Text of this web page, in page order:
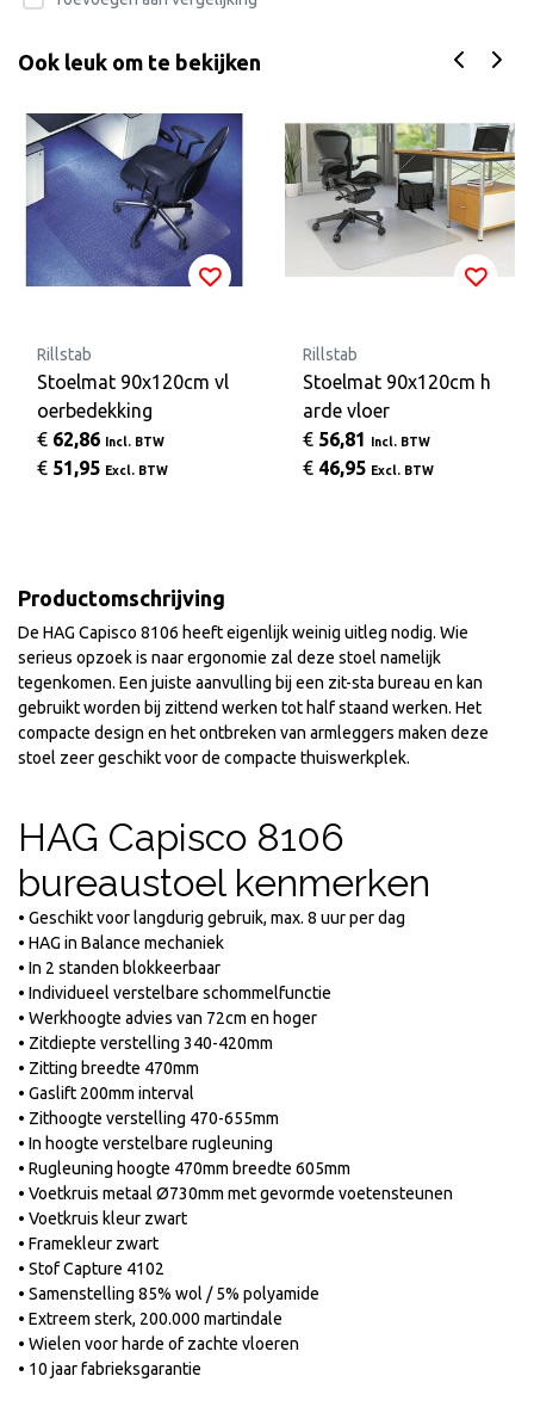
Ook leuk om te bekijken
Rillstab
Stoelmat 90x120cm vl
oerbedekking
€ 62,86 Incl. BTW
€ 51,95 Excl. BTW
Rillstab
Stoelmat 90x120cm h
arde vloer
€ 56,81 Incl. BTW
€ 46,95 Excl. BTW
Productomschrijving
De HAG Capisco 8106 heeft eigenlijk weinig uitleg nodig. Wie
serieus opzoek is naar ergonomie zal deze stoel namelijk
tegenkomen. Een juiste aanvulling bij een zit-sta bureau en kan
gebruikt worden bij zittend werken tot half staand werken. Het
compacte design en het ontbreken van armleggers maken deze
stoel zeer geschikt voor de compacte thuiswerkplek.
HAG Capisco 8106
bureaustoel kenmerken
• Geschikt voor langdurig gebruik, max. 8 uur per dag
• HAG in Balance mechaniek
• In 2 standen blokkeerbaar
• Individueel verstelbare schommelfunctie
• Werkhoogte advies van 72cm en hoger
• Zitdiepte verstelling 340-420mm
• Zitting breedte 470mm
• Gaslift 200mm interval
• Zithoogte verstelling 470-655mm
• In hoogte verstelbare rugleuning
• Rugleuning hoogte 470mm breedte 605mm
• Voetkruis metaal Ø730mm met gevormde voetensteunen
• Voetkruis kleur zwart
• Framekleur zwart
• Stof Capture 4102
• Samenstelling 85% wol / 5% polyamide
• Extreem sterk, 200.000 martindale
• Wielen voor harde of zachte vloeren
• 10 jaar fabrieksgarantie